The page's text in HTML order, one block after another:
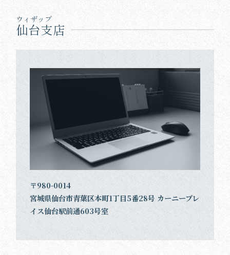
ウィザップ
仙台支店
〒980-0014
宮城県仙台市青葉区本町1丁目5番28号 カーニープレ
イス仙台駅前通603号室